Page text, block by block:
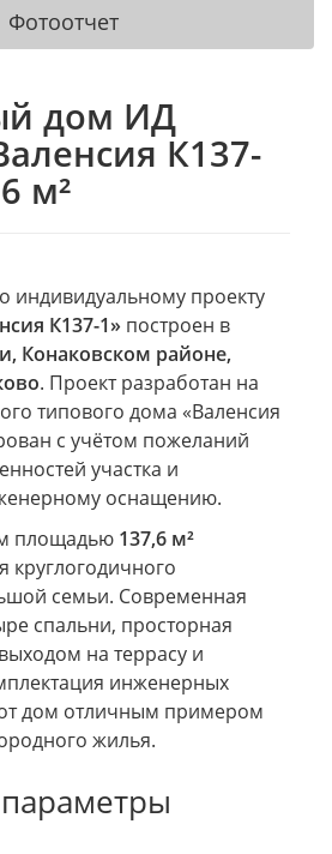
Фотоотчет
дом ИД
К137-
м²
индивидуальному проекту
К137-1» построен в
Конаковском районе,
. Проект разработан на
типового дома «Валенсия
с учётом пожеланий
участка и
оснащению.
площадью 137,6 м²
круглогодичного
семьи. Современная
спальни, просторная
на террасу и
инженерных
дом отличным примером
жилья.